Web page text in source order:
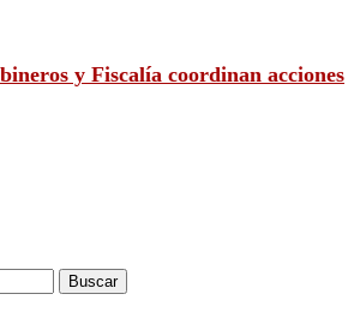
y Fiscalía coordinan acciones